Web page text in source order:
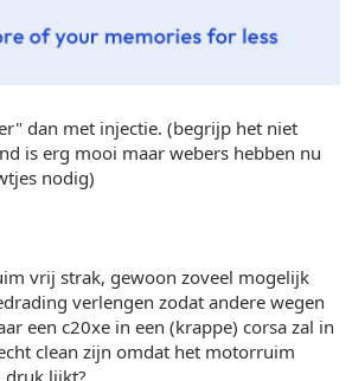
dan met injectie. (begrijp het niet
is erg mooi maar webers hebben nu
nodig)
vrij strak, gewoon zoveel mogelijk
verlengen zodat andere wegen
een c20xe in een (krappe) corsa zal in
clean zijn omdat het motorruim
druk lijkt?